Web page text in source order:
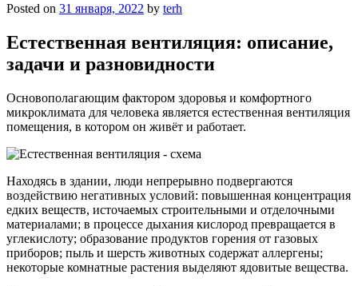
Posted on 31 января, 2022 by terh
Естественная вентиляция: описание,
задачи и разновидности
Основополагающим фактором здоровья и комфортного
микроклимата для человека является естественная вентиляция
помещения, в котором он живёт и работает.
Находясь в здании, люди непрерывно подвергаются
воздействию негативных условий: повышенная концентрация
едких веществ, источаемых строительными и отделочными
материалами; в процессе дыхания кислород превращается в
углекислоту; образование продуктов горения от газовых
приборов; пыль и шерсть животных содержат аллергены;
некоторые комнатные растения выделяют ядовитые вещества.